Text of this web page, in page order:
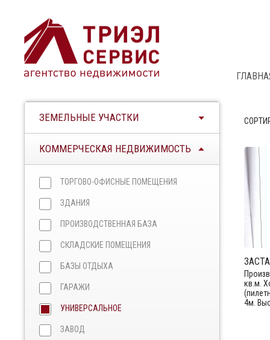
ЗЕМЕЛЬНЫЕ УЧАСТКИ
КОММЕРЧЕСКАЯ НЕДВИЖИМОСТЬ
ТОРГОВО-ОФИСНЫЕ ПОМЕЩЕНИЯ
ЗДАНИЯ
ПРОИЗВОДСТВЕННАЯ БАЗА
СКЛАДСКИЕ ПОМЕЩЕНИЯ
БАЗЫ ОТДЫХА
ГАРАЖИ
УНИВЕРСАЛЬНОЕ
ЗАВОД
кв.м.
4м.